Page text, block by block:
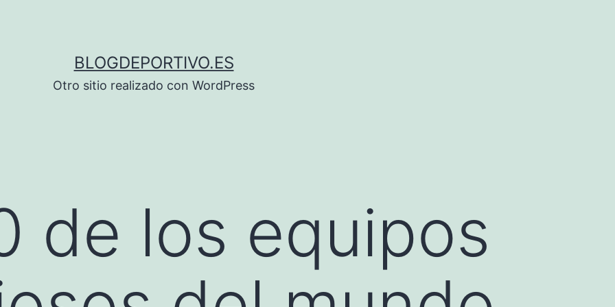
BLOGDEPORTIVO.ES
Otro sitio realizado con WordPress
de los equipos